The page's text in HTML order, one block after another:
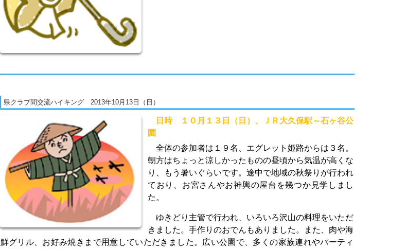
県クラブ間交流ハイキング 2013年10月13日（日）
日時 １０月１３日（日）、ＪＲ大久保駅～石ヶ谷公
園
全体の参加者は１９名、エグレット姫路からは３名。
朝方はちょっと涼しかったものの昼頃から気温が高くな
り、もう暑いぐらいです。途中で地域の秋祭りが行われ
ており、お宮さんやお神輿の屋台を幾つか見学しまし
た。
ゆきどり主管で行われ、いろいろ沢山の料理をいただ
きました。手作りのおでんもありました。また、肉や海
鮮グリル、お好み焼きまで用意していただきました。広い公園で、多くの家族連れやパーティ